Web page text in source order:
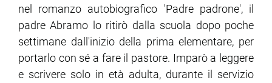
nel romanzo autobiografico 'Padre padrone', il
padre Abramo lo ritirò dalla scuola dopo poche
settimane dall'inizio della prima elementare, per
portarlo con sé a fare il pastore. Imparò a leggere
e scrivere solo in età adulta, durante il servizio